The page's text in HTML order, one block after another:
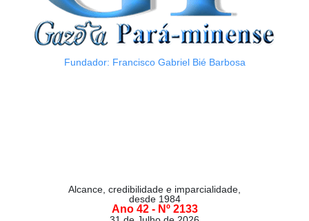
Fundador: Francisco Gabriel Bié Barbosa
Alcance, credibilidade e imparcialidade,
desde 1984
Ano 42 - Nº 2133